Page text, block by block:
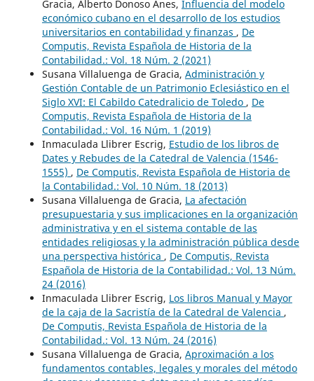
Gracia, Alberto Donoso Anes, Influencia del modelo
económico cubano en el desarrollo de los estudios
universitarios en contabilidad y finanzas , De
Computis, Revista Española de Historia de la
Contabilidad.: Vol. 18 Núm. 2 (2021)
Susana Villaluenga de Gracia, Administración y
Gestión Contable de un Patrimonio Eclesiástico en el
Siglo XVI: El Cabildo Catedralicio de Toledo , De
Computis, Revista Española de Historia de la
Contabilidad.: Vol. 16 Núm. 1 (2019)
Inmaculada Llibrer Escrig, Estudio de los libros de
Dates y Rebudes de la Catedral de Valencia (1546-
1555) , De Computis, Revista Española de Historia de
la Contabilidad.: Vol. 10 Núm. 18 (2013)
Susana Villaluenga de Gracia, La afectación
presupuestaria y sus implicaciones en la organización
administrativa y en el sistema contable de las
entidades religiosas y la administración pública desde
una perspectiva histórica , De Computis, Revista
Española de Historia de la Contabilidad.: Vol. 13 Núm.
24 (2016)
Inmaculada Llibrer Escrig, Los libros Manual y Mayor
de la caja de la Sacristía de la Catedral de Valencia ,
De Computis, Revista Española de Historia de la
Contabilidad.: Vol. 13 Núm. 24 (2016)
Susana Villaluenga de Gracia, Aproximación a los
fundamentos contables, legales y morales del método